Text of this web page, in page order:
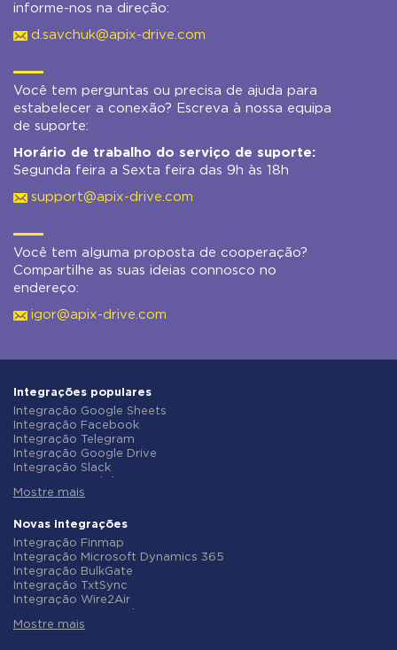
informe-nos na direção:
d.savchuk@apix-drive.com
Você tem perguntas ou precisa de ajuda para
estabelecer a conexão? Escreva à nossa equipa
de suporte:
Horário de trabalho do serviço de suporte:
Segunda feira a Sexta feira das 9h às 18h
support@apix-drive.com
Você tem alguma proposta de cooperação?
Compartilhe as suas ideias connosco no
endereço:
igor@apix-drive.com
Integrações populares
Integração Google Sheets
Integração Facebook
Integração Telegram
Integração Google Drive
Integração Slack
Integração Gmail
Integração ClickUp
Integração Airtable
Integração Google Contacts
Integração OpenAI (ChatGPT)
Integração Instagram
Integração ActiveCampaign
Integração Typeform
Integração Salesforce CRM
Mostre mais
Novas integrações
Integração Finmap
Integração Microsoft Dynamics 365
Integração BulkGate
Integração TxtSync
Integração Wire2Air
Integração Infobip
Mostre mais